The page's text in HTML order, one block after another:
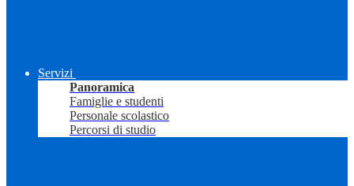
Servizi
Panoramica
Famiglie e studenti
Personale scolastico
Percorsi di studio